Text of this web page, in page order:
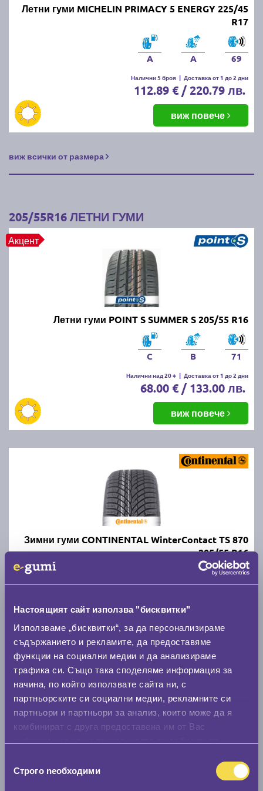
Настоящият сайт използва "бисквитки"
Използваме „бисквитки“, за да персонализираме
съдържанието и рекламите, да предоставяме
функции на социални медии и да анализираме
трафика си. Също така споделяме информация за
начина, по който използвате сайта ни, с
партньорските си социални медии, рекламните си
партньори и партньори за анализ, които може да я
комбинират с друга предоставена им от Вас
наСтрого nеобходими
Летни гуми MICHELIN PRIMACY 5 ENERGY 225/45
R17
A A 69
Налични 5 броя | Доставка от 1 до 2 дни
112.89 € / 220.79 лв.
виж повече
виж всички от размера
205/55R16 ЛЕТНИ ГУМИ
Акцент
Летни гуми POINT S SUMMER S 205/55 R16
C B 71
Налични над 20 + | Доставка от 1 до 2 дни
68.00 € / 133.00 лв.
виж повече
Зимни гуми CONTINENTAL WinterContact TS 870
205/55 R16
C B 70
Налични над 20 + | Доставка от 1 до 2 дни
виж повече
Летни гуми MATADOR Hectorra 5 205/55 R16